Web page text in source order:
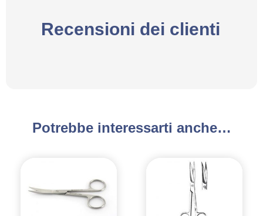
Recensioni dei clienti
Potrebbe interessarti anche…